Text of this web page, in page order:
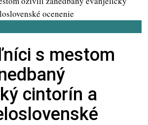
s mestom
cintorín a